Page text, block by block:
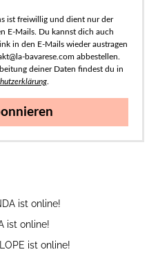
ist freiwillig und dient nur der
E-Mails. Du kannst dich auch
in den E-Mails wieder austragen
bavarese.com abbestellen.
deiner Daten findest du in
.
ist online!
ist online!
ist online!